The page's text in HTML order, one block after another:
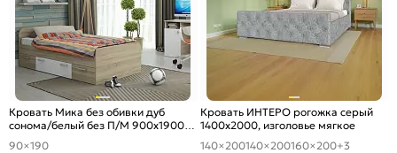
Кровать Мика без обивки дуб
сонома/белый без П/М 900x1900,
изголовье жесткое
90×190
Кровать ИНТЕРО рогожка серый
1400x2000, изголовье мягкое
140×200140×200160×200+3